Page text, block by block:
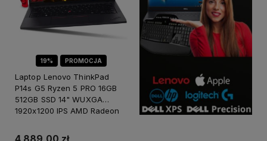
19% PROMOCJA
Laptop Lenovo ThinkPad
P14s G5 Ryzen 5 PRO 16GB
512GB SSD 14" WUXGA
1920x1200 IPS AMD Radeon
Biznesu Biura